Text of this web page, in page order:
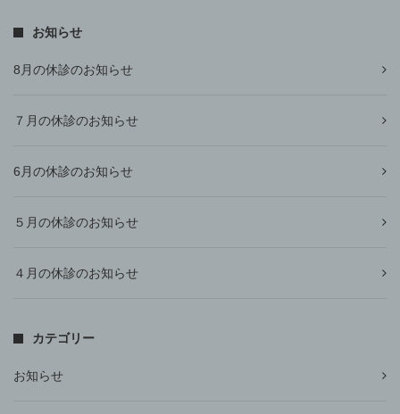
お知らせ
8月の休診のお知らせ
７月の休診のお知らせ
6月の休診のお知らせ
５月の休診のお知らせ
４月の休診のお知らせ
カテゴリー
お知らせ